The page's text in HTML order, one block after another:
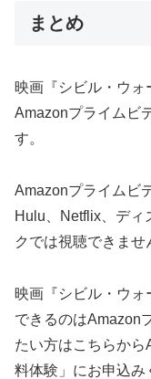
まとめ
映画『シビル・ウ
Amazonプライムビ
す。
Amazonプライムビ
Hulu、Netflix、ディ
クでは視聴できませ
映画『シビル・ウ
できるのはAmazon
たい方はこちらか
料体験」にお申込み